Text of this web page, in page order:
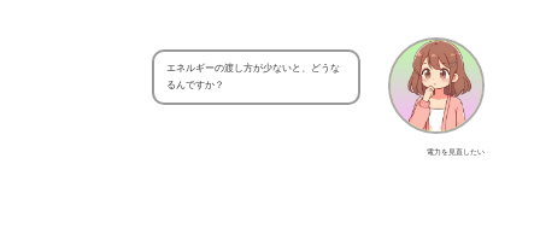
電力を見直したい
エネルギーの渡し方が少ないと、どうな
るんですか？